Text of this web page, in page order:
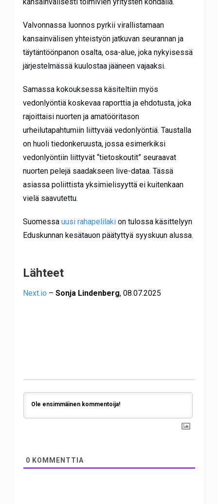
Valvonnassa luonnos pyrkii virallistamaan
kansainvälisen yhteistyön jatkuvan seurannan ja
täytäntöönpanon osalta, osa-alue, joka nykyisessä
järjestelmässä kuulostaa jääneen vajaaksi.
Samassa kokouksessa käsiteltiin myös
vedonlyöntiä koskevaa raporttia ja ehdotusta, joka
rajoittaisi nuorten ja amatööritason
urheilutapahtumiin liittyvää vedonlyöntiä. Taustalla
on huoli tiedonkeruusta, jossa esimerkiksi
vedonlyöntiin liittyvät “tietoskoutit” seuraavat
nuorten pelejä saadakseen live-dataa. Tässä
asiassa poliittista yksimielisyyttä ei kuitenkaan
vielä saavutettu.
Suomessa uusi rahapelilakion tulossa käsittelyyn
Eduskunnan kesätauon päätyttyä syyskuun alussa.
Lähteet
Next.io – Sonja Lindenberg, 08.07.2025
0 KOMMENTTIA